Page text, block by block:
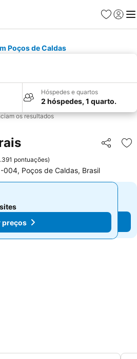
Favoritos
Iniciar
Poços de Caldas
Hóspedes e quartos
2 hóspedes, 1 quarto.
os resultados
Partilhar
pontuações)
004, Poços de Caldas, Brasil
preços
preços